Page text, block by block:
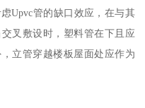
Upvc管的缺口效应，在与其
叉敷设时，塑料管在下且应
立管穿越楼板屋面处应作为